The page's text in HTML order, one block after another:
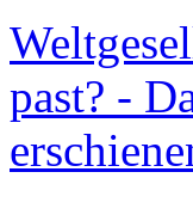
past? -